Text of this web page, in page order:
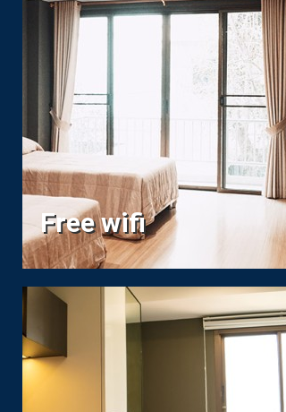
Free wifi